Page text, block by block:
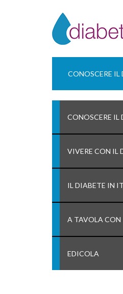
CONOSCERE IL
CONOSCERE IL
VIVERE CON IL
IL DIABETE IN
A TAVOLA CON
EDICOLA